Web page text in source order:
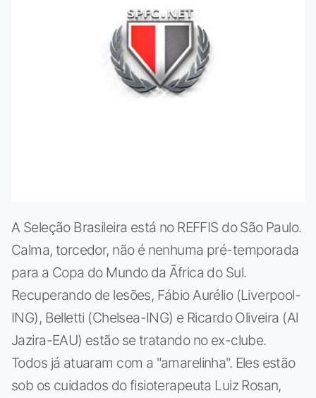
A Seleção Brasileira está no REFFIS do São Paulo.
Calma, torcedor, não é nenhuma pré-temporada
para a Copa do Mundo da Ãfrica do Sul.
Recuperando de lesões, Fábio Aurélio (Liverpool-
ING), Belletti (Chelsea-ING) e Ricardo Oliveira (Al
Jazira-EAU) estão se tratando no ex-clube.
Todos já atuaram com a "amarelinha". Eles estão
sob os cuidados do fisioterapeuta Luiz Rosan,